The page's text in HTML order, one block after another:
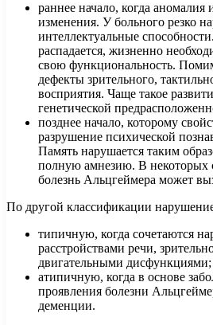
раннее начало, когда аномалия
изменения. У больного резко
интеллектуальные
распадается, жизненно
свою функциональность.
дефекты зрительного,
восприятия. Чаще такое
генетической
позднее начало, которому
разрушение психической
Память нарушается таким
полную амнезию. В некоторых
болезнь Альцгеймера может
По другой классификации
типичную, когда сочетаются
расстройствами речи,
двигательными дисфункциями;
атипичную, когда в основе
проявления болезни
деменции.